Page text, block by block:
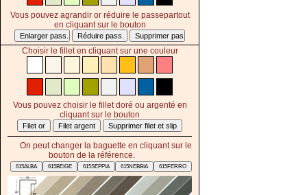
Vous pouvez agrandir or réduire le passepartout
en cliquant sur le bouton
Choisir le fillet en cliquant sur une couleur
Vous pouvez choisir le fillet doré ou argenté en
cliquant sur le bouton
On peut changer la baguette en cliquant sur le
bouton de la référence.